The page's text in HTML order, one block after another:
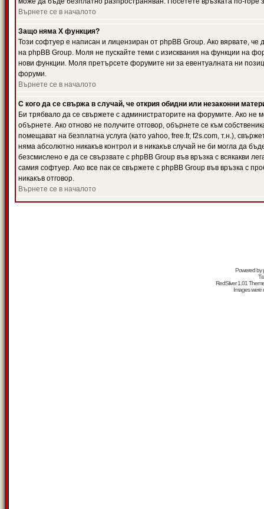
Върнете се в началото
Защо няма X функция?
Този софтуер е написан и лицензиран от phpBB Group. Ако вярвате,
на phpBB Group. Моля не пускайте теми с изисквания на функции на
нови функции. Моля претърсете форумите ни за евентуалната ни
форуми.
Върнете се в началото
С кого да се свържа в случай, че открия обидни или незаконни
Би трябвало да се свържете с администраторите на форумите. Ако не
обърнете. Ако отново не получите отговор, обърнете се към
помещават на безплатна услуга (като yahoo, free.fr, f2s.com, т.н.),
няма абсолютно никакъв контрол и в никакъв случай не би могла да
безсмислено е да се свързвате с phpBB Group във връзка с всякакви
самия софтуер. Ако все пак се свържете с phpBB Group във връзка с
никакъв отговор.
Върнете се в началото
Powered by
RedSilver 1.01
Images were